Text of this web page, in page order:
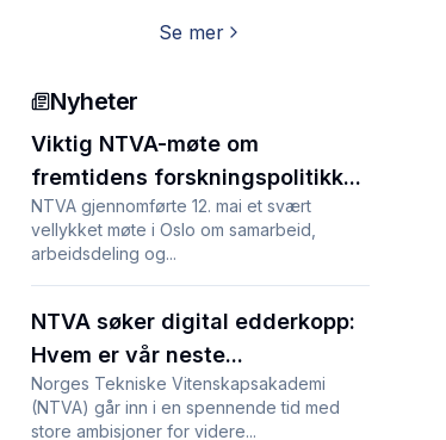
Se mer
Nyheter
Viktig NTVA-møte om
fremtidens forskningspolitikk...
NTVA gjennomførte 12. mai et svært
vellykket møte i Oslo om samarbeid,
arbeidsdeling og...
NTVA søker digital edderkopp:
Hvem er vår neste...
Norges Tekniske Vitenskapsakademi
(NTVA) går inn i en spennende tid med
store ambisjoner for videre...